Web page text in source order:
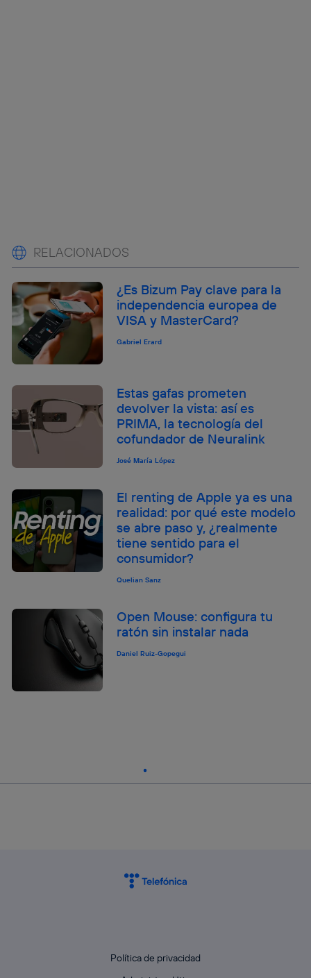
RELACIONADOS
¿Es Bizum Pay clave para la
independencia europea de
VISA y MasterCard?
Gabriel Erard
Estas gafas prometen
devolver la vista: así es
PRIMA, la tecnología del
cofundador de Neuralink
José María López
El renting de Apple ya es una
realidad: por qué este modelo
se abre paso y, ¿realmente
tiene sentido para el
consumidor?
Quelian Sanz
Open Mouse: configura tu
ratón sin instalar nada
Daniel Ruiz-Gopegui
Política de privacidad